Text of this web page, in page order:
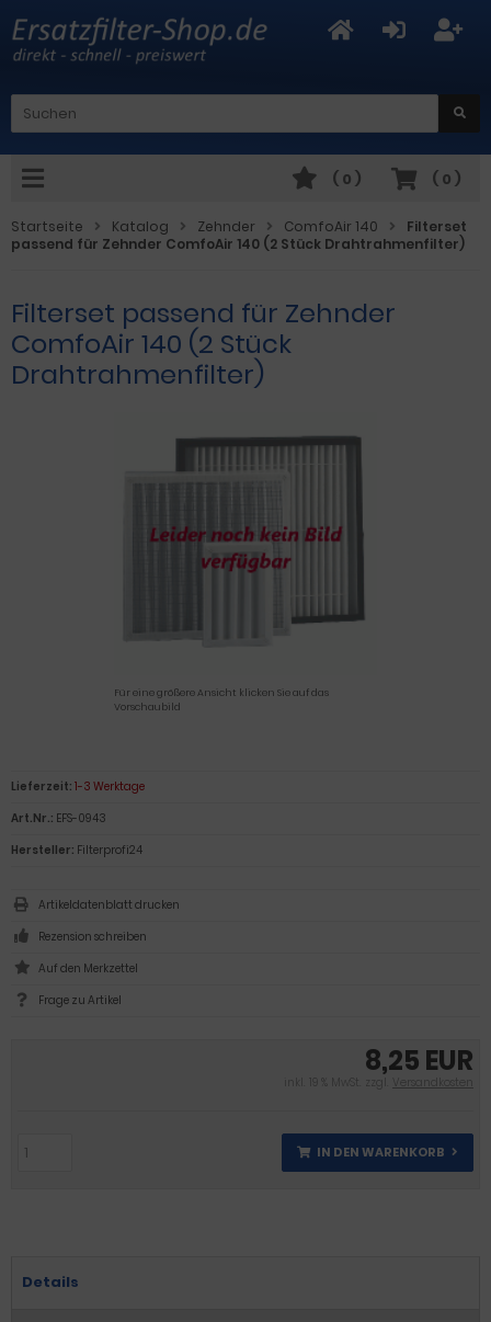
( 0 )
( 0 )
Startseite Katalog Zehnder ComfoAir 140
Filterset
passend für Zehnder ComfoAir 140 (2 Stück Drahtrahmenfilter)
Filterset passend für Zehnder
ComfoAir 140 (2 Stück
Drahtrahmenfilter)
Für eine größere Ansicht klicken Sie auf das
Vorschaubild
8,25 EUR
inkl. 19 % MwSt. zzgl. Versandkosten
IN DEN WARENKORB
Lieferzeit: 1-3 Werktage
Art.Nr.: EFS-0943
Hersteller: Filterprofi24
Artikeldatenblatt drucken
Rezension schreiben
Frage zu Artikel
Details